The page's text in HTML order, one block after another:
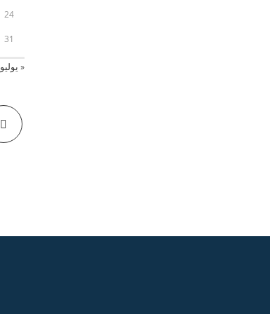
24
31
« يوليو